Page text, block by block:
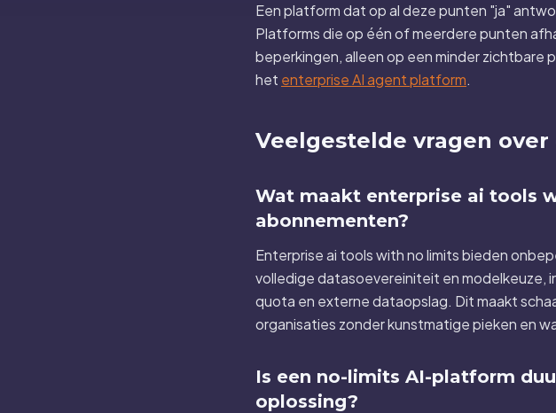
Een platform dat op al deze punten "ja"
Platforms die op één of meerdere punten
beperkingen, alleen op een minder zichtbare
het enterprise AI agent platform.
Veelgestelde vragen
Wat maakt enterprise ai tools
abonnementen?
Enterprise ai tools with no limits bieden
volledige datasoevereiniteit en
quota en externe dataopslag. Dit maakt
organisaties zonder kunstmatige pieken en
Is een no-limits AI-platform
oplossing?